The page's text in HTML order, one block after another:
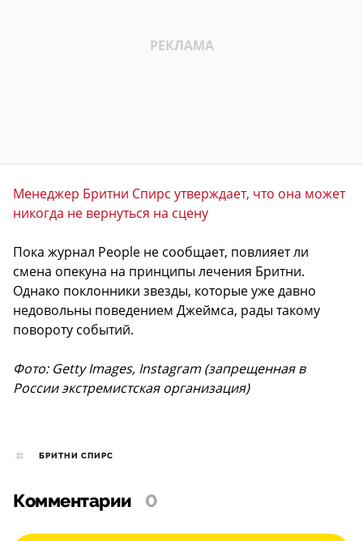
Менеджер Бритни Спирс утверждает, что она может
никогда не вернуться на сцену
Пока журнал People не сообщает, повлияет ли
смена опекуна на принципы лечения Бритни.
Однако поклонники звезды, которые уже давно
недовольны поведением Джеймса, рады такому
повороту событий.
Фото: Getty Images, Instagram (запрещенная в
России экстремистская организация)
БРИТНИ СПИРC
Комментарии 0